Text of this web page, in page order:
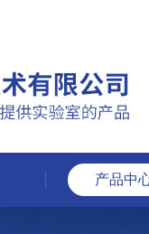
产品中